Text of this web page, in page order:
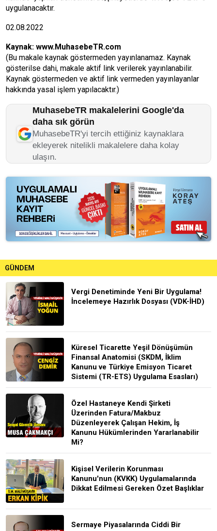
uygulanacaktır.
02.08.2022
Kaynak: www.MuhasebeTR.com
(Bu makale kaynak göstermeden yayınlanamaz. Kaynak
gösterilse dahi, makale aktif link verilerek yayınlanabilir.
Kaynak göstermeden ve aktif link vermeden yayınlayanlar
hakkında yasal işlem yapılacaktır.)
MuhasebeTR makalelerini Google'da
daha sık görün
MuhasebeTR'yi tercih ettiğiniz kaynaklara
ekleyerek nitelikli makalelere daha kolay
ulaşın.
GÜNDEM
Vergi Denetiminde Yeni Bir Uygulama!
İncelemeye Hazırlık Dosyası (VDK-İHD)
Küresel Ticarette Yeşil Dönüşümün
Finansal Anatomisi (SKDM, İklim
Kanunu ve Türkiye Emisyon Ticaret
Sistemi (TR-ETS) Uygulama Esasları)
Özel Hastaneye Kendi Şirketi
Üzerinden Fatura/Makbuz
Düzenleyerek Çalışan Hekim, İş
Kanunu Hükümlerinden Yararlanabilir
Mi?
Kişisel Verilerin Korunması
Kanunu'nun (KVKK) Uygulamalarında
Dikkat Edilmesi Gereken Özet Başlıklar
Sermaye Piyasalarında Ciddi Bir